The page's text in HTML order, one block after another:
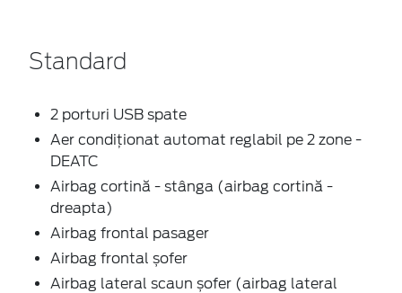
Standard
2 porturi USB spate
Aer condiționat automat reglabil pe 2 zone -
DEATC
Airbag cortină - stânga (airbag cortină -
dreapta)
Airbag frontal pasager
Airbag frontal șofer
Airbag lateral scaun șofer (airbag lateral